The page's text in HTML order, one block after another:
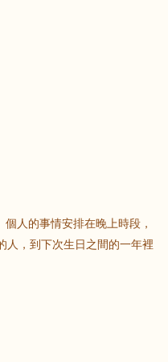
人的事情安排在晚上時段，
人，到下次生日之間的一年裡